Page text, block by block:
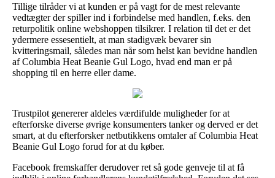
Tillige tilråder vi at kunden er på vagt for de mest relevante
vedtægter der spiller ind i forbindelse med handlen, f.eks. den
returpolitik online webshoppen tilsikrer. I relation til det er det
ydermere essesentielt, at man stadigvæk bevarer sin
kvitteringsmail, således man når som helst kan bevidne handlen
af Columbia Heat Beanie Gul Logo, hvad end man er på
shopping til en herre eller dame.
Trustpilot genererer aldeles værdifulde muligheder for at
efterforske diverse øvrige konsumenters tanker og derved er det
smart, at du efterforsker netbutikkens omtaler af Columbia Heat
Beanie Gul Logo forud for at du køber.
Facebook fremskaffer derudover ret så gode genveje til at få